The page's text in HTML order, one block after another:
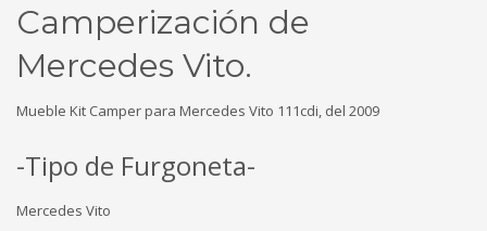
Camperización de
Mercedes Vito.
Mueble Kit Camper para Mercedes Vito 111cdi, del 2009
-Tipo de Furgoneta-
Mercedes Vito